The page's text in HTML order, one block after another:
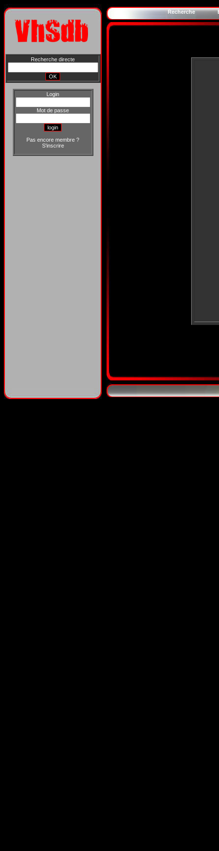
Recherche directe
Login
Mot de passe
Pas encore membre ?
S'inscrire
Recherche